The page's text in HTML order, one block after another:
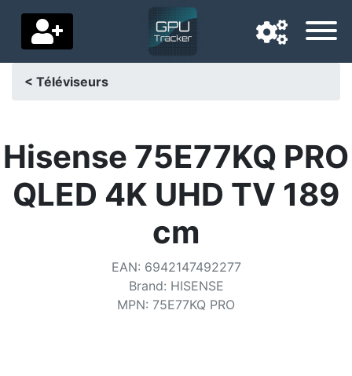
Pays de livraison
Accueil
< Téléviseurs
Hisense 75E77KQ PRO
QLED 4K UHD TV 189
cm
EAN: 6942147492277
Brand: HISENSE
MPN: 75E77KQ PRO